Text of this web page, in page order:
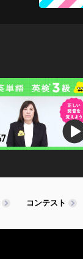
コンテスト